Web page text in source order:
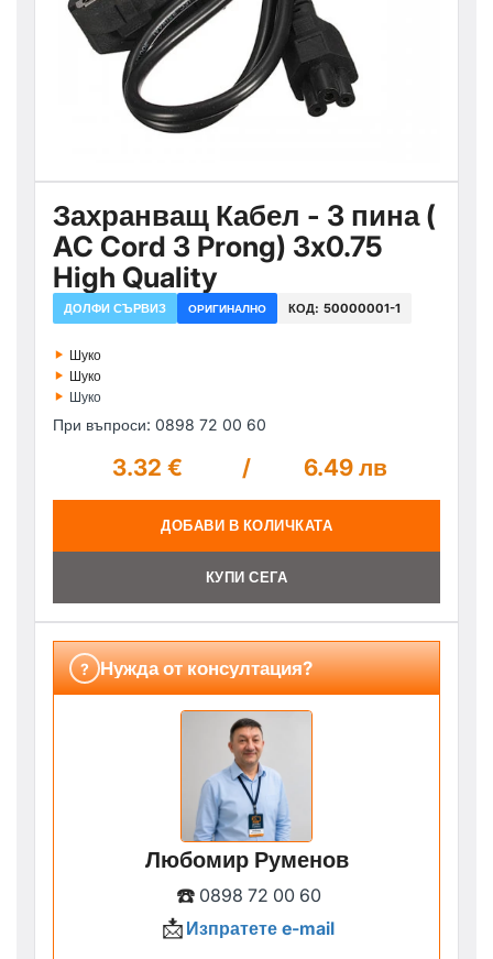
Захранващ Кабел - 3 пина (
AC Cord 3 Prong) 3x0.75
High Quality
ДОЛФИ СЪРВИЗ ОРИГИНАЛНО КОД: 50000001-1
‣ Шуко
‣ Шуко
‣ Шуко
При въпроси: 0898 72 00 60
3.32 € / 6.49 лв
ДОБАВИ В КОЛИЧКАТА
КУПИ СЕГА
? Нужда от консултация?
Любомир Руменов
☎️ 0898 72 00 60
📩 Изпратете e-mail